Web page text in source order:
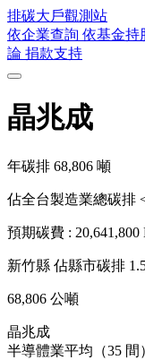
排碳大戶觀測站
依企業查詢 依基金持
論 捐款支持
晶兆成
年碳排 68,806 噸
佔全台製造業總碳排
預期碳費 : 20,641,800
新竹縣 佔縣市碳排
68,806 公噸
晶兆成
半導體業平均（35 間